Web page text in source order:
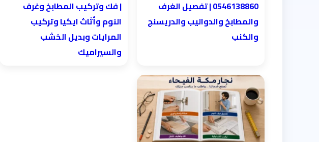
0546138860 | تفصيل الغرف
والمطابخ والدواليب والدريسنج
والكنب
| فك وتركيب المطابخ وغرف
النوم وأثاث ايكيا وتركيب
المرايات وبديل الخشب
والسيراميك